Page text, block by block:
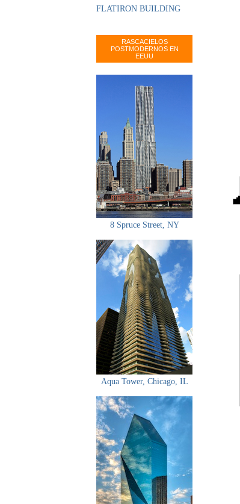
FLATIRON BUILDING
RASCACIELOS
POSTMODERNOS EN
EEUU
8 Spruce Street, NY
Aqua Tower, Chicago, IL